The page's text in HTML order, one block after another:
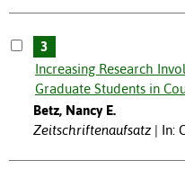
3
Increasing Research
Graduate Students in
Betz, Nancy E.
Zeitschriftenaufsatz
In: